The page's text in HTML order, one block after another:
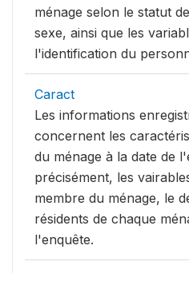
ménage selon le statut
sexe, ainsi que les
l'identification du
Caract
Les informations
concernent les
du ménage à la date de
précisément, les
membre du ménage, le
résidents de chaque
l'enquête.